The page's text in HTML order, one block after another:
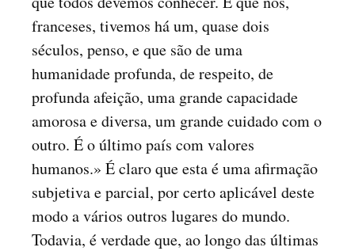
franceses, tivemos há um, quase dois
séculos, penso, e que são de uma
humanidade profunda, de respeito, de
profunda afeição, uma grande capacidade
amorosa e diversa, um grande cuidado com o
outro. É o último país com valores
humanos.» É claro que esta é uma afirmação
subjetiva e parcial, por certo aplicável deste
modo a vários outros lugares do mundo.
Todavia, é verdade que, ao longo das últimas